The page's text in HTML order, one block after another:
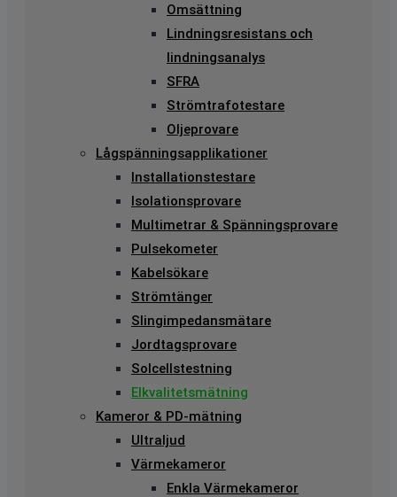
Omsättning
Lindningsresistans och
lindningsanalys
SFRA
Strömtrafotestare
Oljeprovare
Lågspänningsapplikationer
Installationstestare
Isolationsprovare
Multimetrar & Spänningsprovare
Pulsekometer
Kabelsökare
Strömtänger
Slingimpedansmätare
Jordtagsprovare
Solcellstestning
Elkvalitetsmätning
Kameror & PD-mätning
Ultraljud
Värmekameror
Enkla Värmekameror